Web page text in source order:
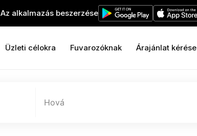
Az alkalmazás beszerzése
Üzleti célokra Fuvarozóknak Árajánlat kérése
Hová